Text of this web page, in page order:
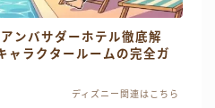
ンバサダーホテル徹底解
ャラクタールームの完全ガ
ディズニー関連はこちら